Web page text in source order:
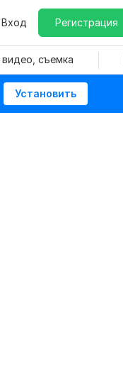
Вход Регистрация
съемка
Установить